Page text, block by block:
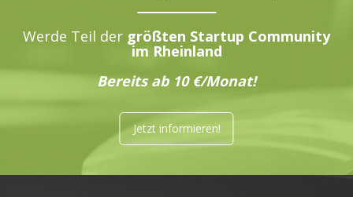
Werde Teil der größten Startup Community
im Rheinland
Bereits ab 10 €/Monat!
Jetzt informieren!